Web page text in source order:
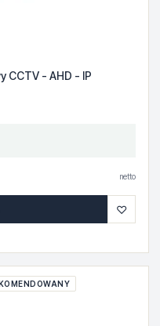
CCTV - AHD - IP
netto
♡